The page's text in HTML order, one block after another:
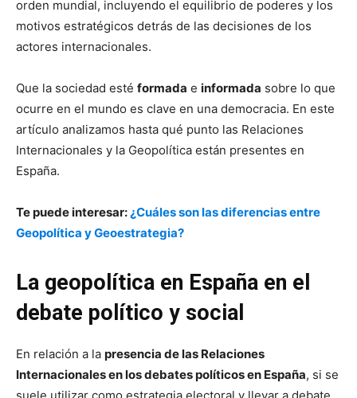
orden mundial, incluyendo el equilibrio de poderes y los
motivos estratégicos detrás de las decisiones de los
actores internacionales.
Que la sociedad esté formada e informada sobre lo que
ocurre en el mundo es clave en una democracia. En este
artículo analizamos hasta qué punto las Relaciones
Internacionales y la Geopolítica están presentes en
España.
Te puede interesar: ¿Cuáles son las diferencias entre
Geopolítica y Geoestrategia?
La geopolítica en España en el
debate político y social
En relación a la presencia de las Relaciones
Internacionales en los debates políticos en España, si se
suele utilizar como estrategia electoral y llevar a debate